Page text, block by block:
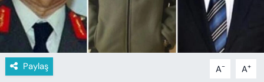
Paylaş A- A+
SPOR
KÜLTÜR-SANAT
MAGAZİN